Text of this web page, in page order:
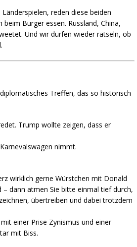
reden diese beiden
Burger essen. Russland, China,
Und wir dürfen wieder rätseln, ob
Treffen, das so historisch
Trump wollte zeigen, dass er
nimmt.
wirklich gerne Würstchen mit Donald
dann atmen Sie bitte einmal tief durch,
übertreiben und dabei trotzdem
einer Prise Zynismus und einer
mit Biss.